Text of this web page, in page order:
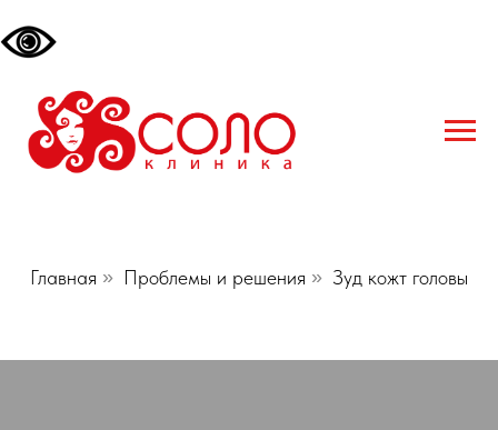
Главная » Проблемы и решения » Зуд кожт головы